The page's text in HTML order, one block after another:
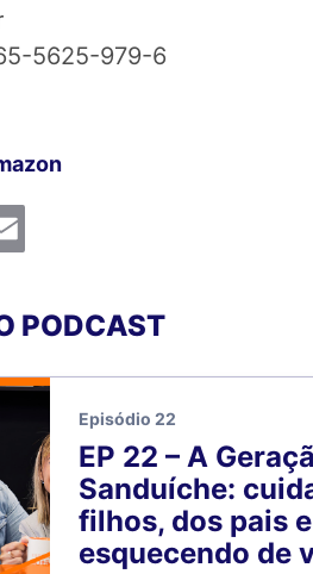
5625-979-6
PODCAST
Episódio 22
EP 22 – A
Sanduíche:
filhos, dos pais e
esquecendo de